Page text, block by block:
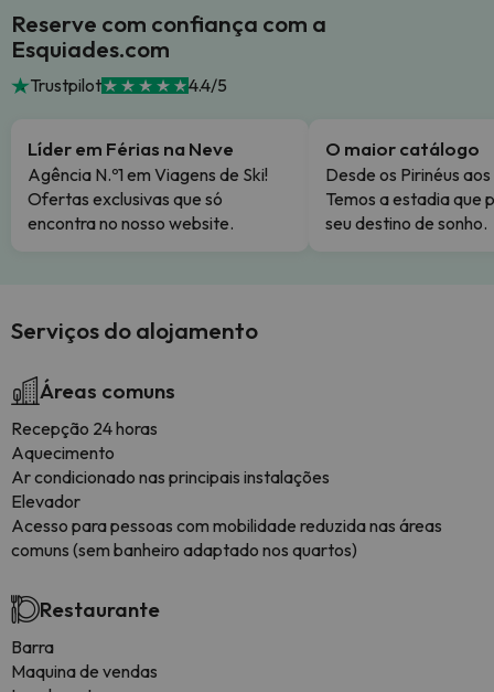
Reserve com confiança com a
Esquiades.com
Trustpilot 4.4/5
Líder em Férias na Neve
Agência N.º1 em Viagens de Ski!
Ofertas exclusivas que só
encontra no nosso website.
O maior catálogo
Desde os Pirinéus
Temos a estadia que
seu destino de sonho.
Serviços do alojamento
Áreas comuns
Recepção 24 horas
Aquecimento
Ar condicionado nas principais instalações
Elevador
Acesso para pessoas com mobilidade reduzida nas áreas
comuns (sem banheiro adaptado nos quartos)
Restaurante
Barra
Maquina de vendas